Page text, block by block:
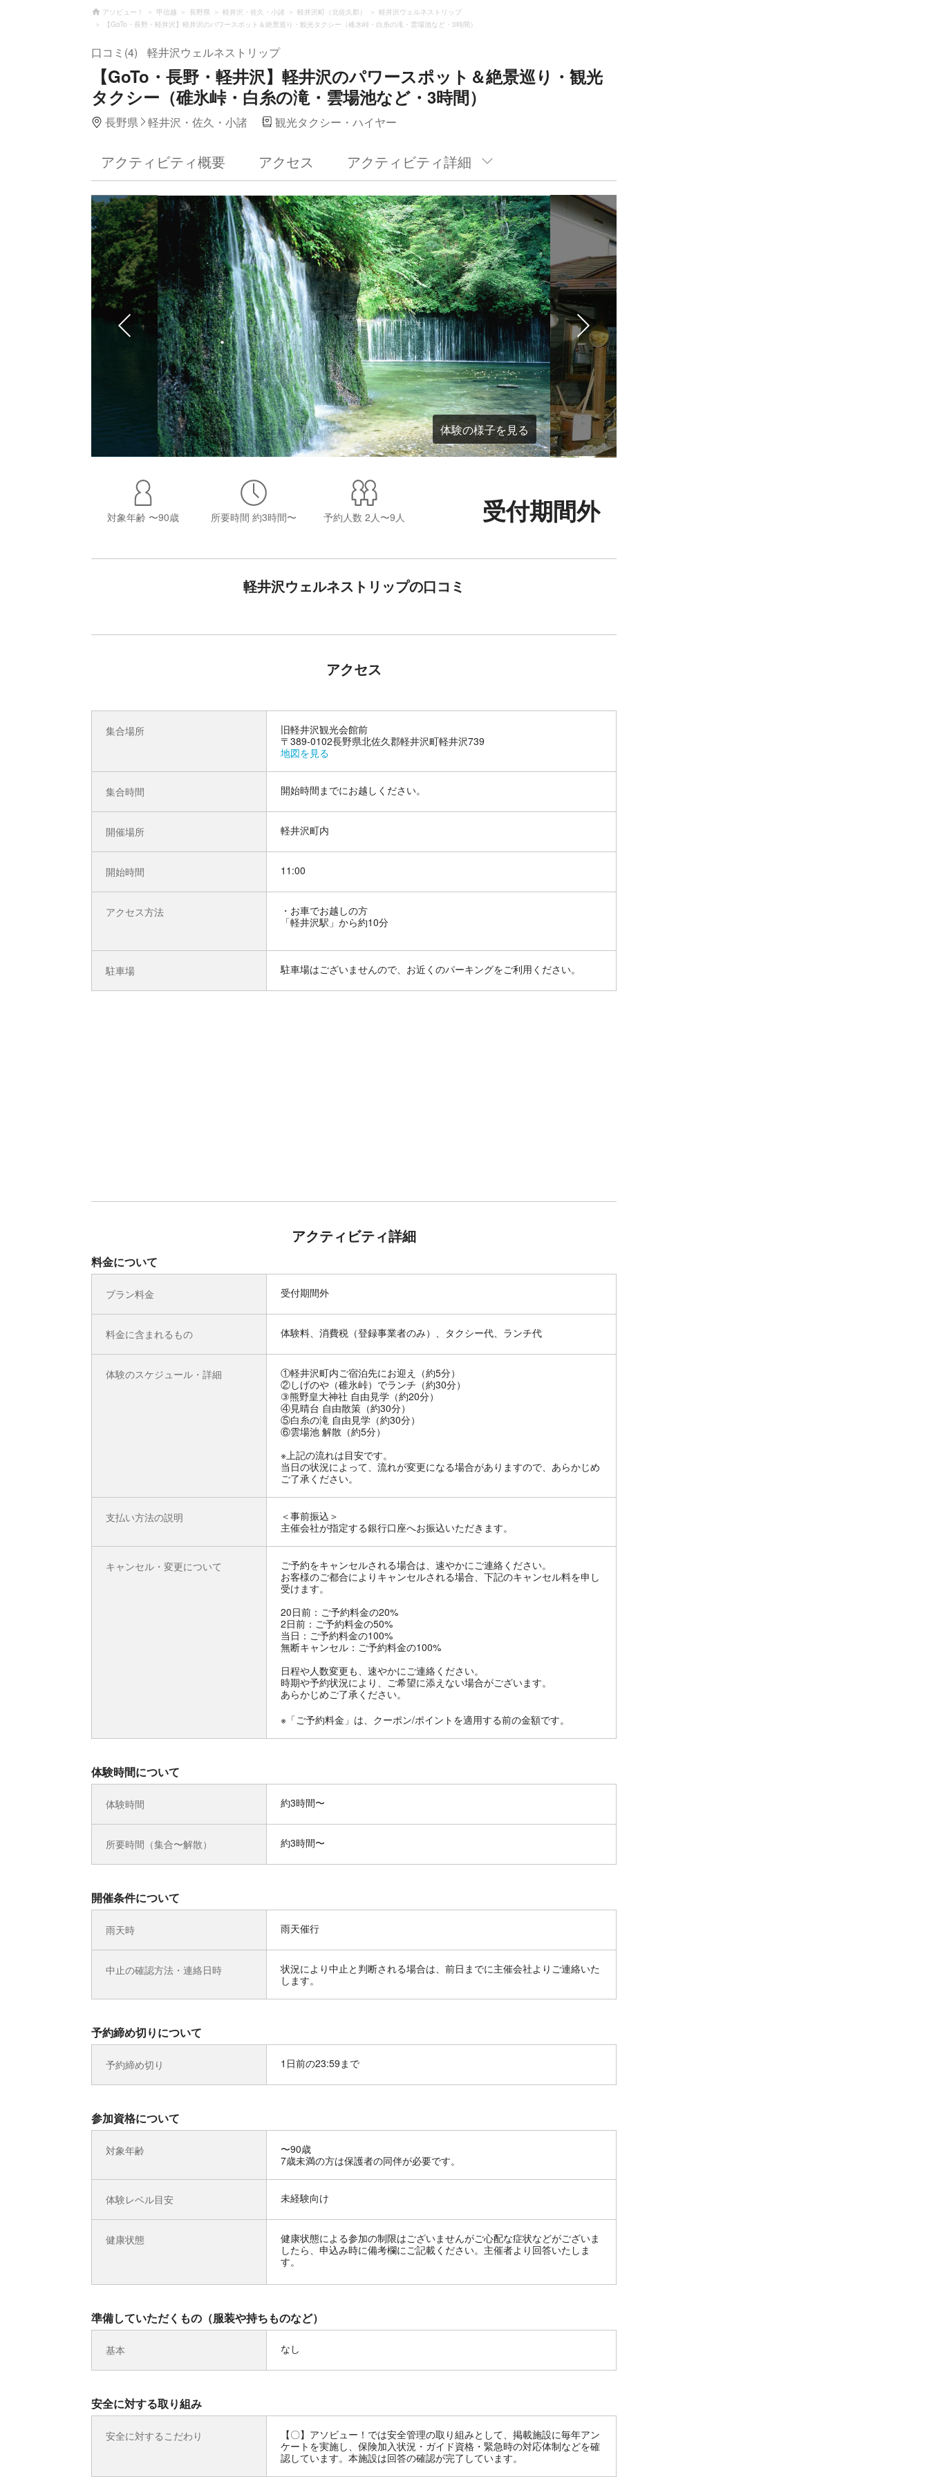
アソビュー！ 甲信越 長野県 軽井沢・佐久・小諸 軽井沢町（北佐久郡）
軽井沢ウェルネストリップ
【GoTo・長野・軽井沢】軽井沢のパワースポット＆絶景巡り・観光タクシー（碓氷峠・白糸の滝・雲場池など・3時間）
口コミ(4) 軽井沢ウェルネストリップ
【GoTo・長野・軽井沢】軽井沢のパワースポット＆絶景巡り・観光
タクシー（碓氷峠・白糸の滝・雲場池など・3時間）
長野県 軽井沢・佐久・小諸 観光タクシー・ハイヤー
アクティビティ概要 アクセス アクティビティ詳細
体験の様子を見る
対象年齢 〜90歳 所要時間 約3時間〜 予約人数 2人〜9人 受付期間外
軽井沢ウェルネストリップの口コミ
アクセス
集合場所
旧軽井沢観光会館前
〒389-0102長野県北佐久郡軽井沢町軽井沢739
地図を見る
集合時間 開始時間までにお越しください。
開催場所 軽井沢町内
開始時間 11:00
アクセス方法
お車でお越しの方
「軽井沢駅」から約10分
駐車場 駐車場はございませんので、お近くのパーキングをご利用ください。
アクティビティ詳細
料金について
プラン料金 受付期間外
料金に含まれるもの 体験料、消費税（登録事業者のみ）、タクシー代、ランチ代
体験のスケジュール・詳細
①軽井沢町内ご宿泊先にお迎え（約5分）
②しげのや（碓氷峠）でランチ（約30分）
③熊野皇大神社 自由見学（約20分）
④見晴台 自由散策（約30分）
⑤白糸の滝 自由見学（約30分）
⑥雲場池 解散（約5分）
※上記の流れは目安です。
当日の状況によって、流れが変更になる場合がありますので、あらかじめ
ご了承ください。
支払い方法の説明
＜事前振込＞
主催会社が指定する銀行口座へお振込いただきます。
キャンセル・変更について
ご予約をキャンセルされる場合は、速やかにご連絡ください。
お客様のご都合によりキャンセルされる場合、下記のキャンセル料を申し
受けます。
20日前：ご予約料金の20%
2日前：ご予約料金の50%
当日：ご予約料金の100%
無断キャンセル：ご予約料金の100%
日程や人数変更も、速やかにご連絡ください。
時期や予約状況により、ご希望に添えない場合がございます。
あらかじめご了承ください。
※「ご予約料金」は、クーポン/ポイントを適用する前の金額です。
体験時間について
体験時間 約3時間〜
所要時間（集合〜解散） 約3時間〜
開催条件について
雨天時 雨天催行
中止の確認方法・連絡日時
状況により中止と判断される場合は、前日までに主催会社よりご連絡いた
します。
予約締め切りについて
予約締め切り 1日前の23:59まで
参加資格について
対象年齢
〜90歳
7歳未満の方は保護者の同伴が必要です。
体験レベル目安 未経験向け
健康状態
健康状態による参加の制限はございませんがご心配な症状などがございま
したら、申込み時に備考欄にご記載ください。主催者より回答いたしま
す。
準備していただくもの（服装や持ちものなど）
基本 なし
安全に対する取り組み
安全に対するこだわり
【〇】アソビュー！では安全管理の取り組みとして、掲載施設に毎年アン
ケートを実施し、保険加入状況・ガイド資格・緊急時の対応体制などを確
認しています。本施設は回答の確認が完了しています。